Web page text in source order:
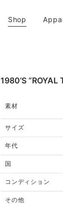
Shop
1980’s “ROYAL
素材
サイズ
年代
国
コンディション
その他